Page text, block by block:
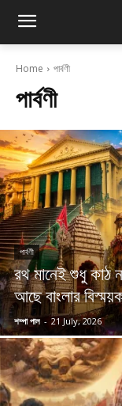
Home পার্বণী
পার্বণী
পার্বণী
রথ মানেই শুধু কাঠ
আছে বাংলার
শম্পা পাল - 21 July, 2026